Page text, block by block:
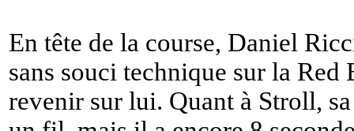
En tête de la course, Daniel
sans souci technique sur la
revenir sur lui. Quant à Stroll,